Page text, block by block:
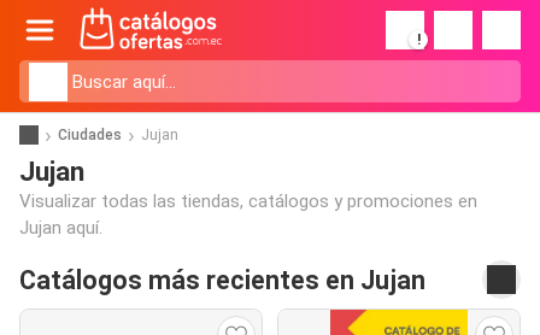
!
Ciudades Jujan
Jujan
Visualizar todas las tiendas, catálogos y promociones en
Jujan aquí.
Catálogos más recientes en Jujan